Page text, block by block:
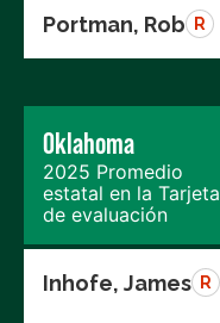
Portman, Rob R
Oklahoma
2025 Promedio
estatal en la Tarjeta
de evaluación
Inhofe, James R